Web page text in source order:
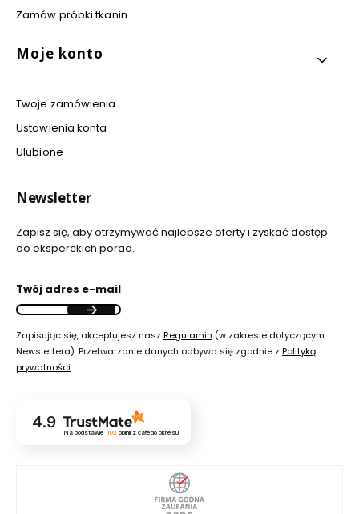
Zamów próbki tkanin
Moje konto
Twoje zamówienia
Ustawienia konta
Ulubione
Newsletter
Zapisz się, aby otrzymywać najlepsze oferty i zyskać dostęp
do eksperckich porad.
Twój adres e-mail
Zapisując się, akceptujesz nasz Regulamin (w zakresie dotyczącym
Newslettera). Przetwarzanie danych odbywa się zgodnie z Polityką
prywatności.
4.9
Na podstawie 103 opinii z całego okresu